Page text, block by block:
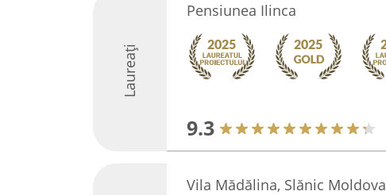
Laureați
Pensiunea Ilinca
9.3
Vila Mădălina, Slănic Moldova